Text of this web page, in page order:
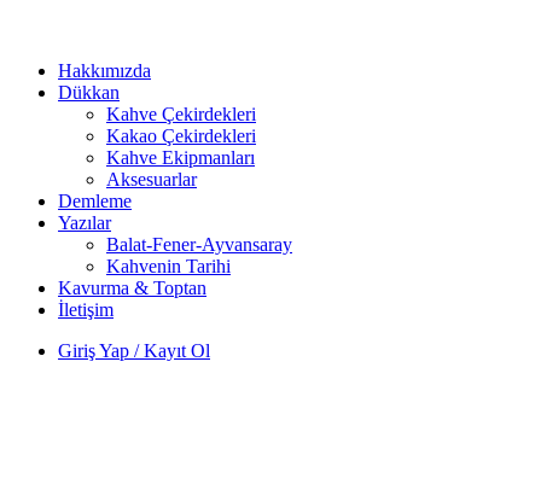
Hakkımızda
Dükkan
Kahve Çekirdekleri
Kakao Çekirdekleri
Kahve Ekipmanları
Aksesuarlar
Demleme
Yazılar
Balat-Fener-Ayvansaray
Kahvenin Tarihi
Kavurma & Toptan
İletişim
Giriş Yap / Kayıt Ol